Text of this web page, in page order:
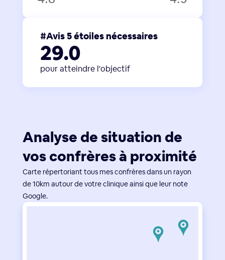
#Avis 5 étoiles nécessaires
29.0
pour atteindre l'objectif
Analyse de situation de
vos confrères à proximité
Carte répertoriant tous mes confrères dans un rayon
de 10km autour de votre clinique ainsi que leur note
Google.